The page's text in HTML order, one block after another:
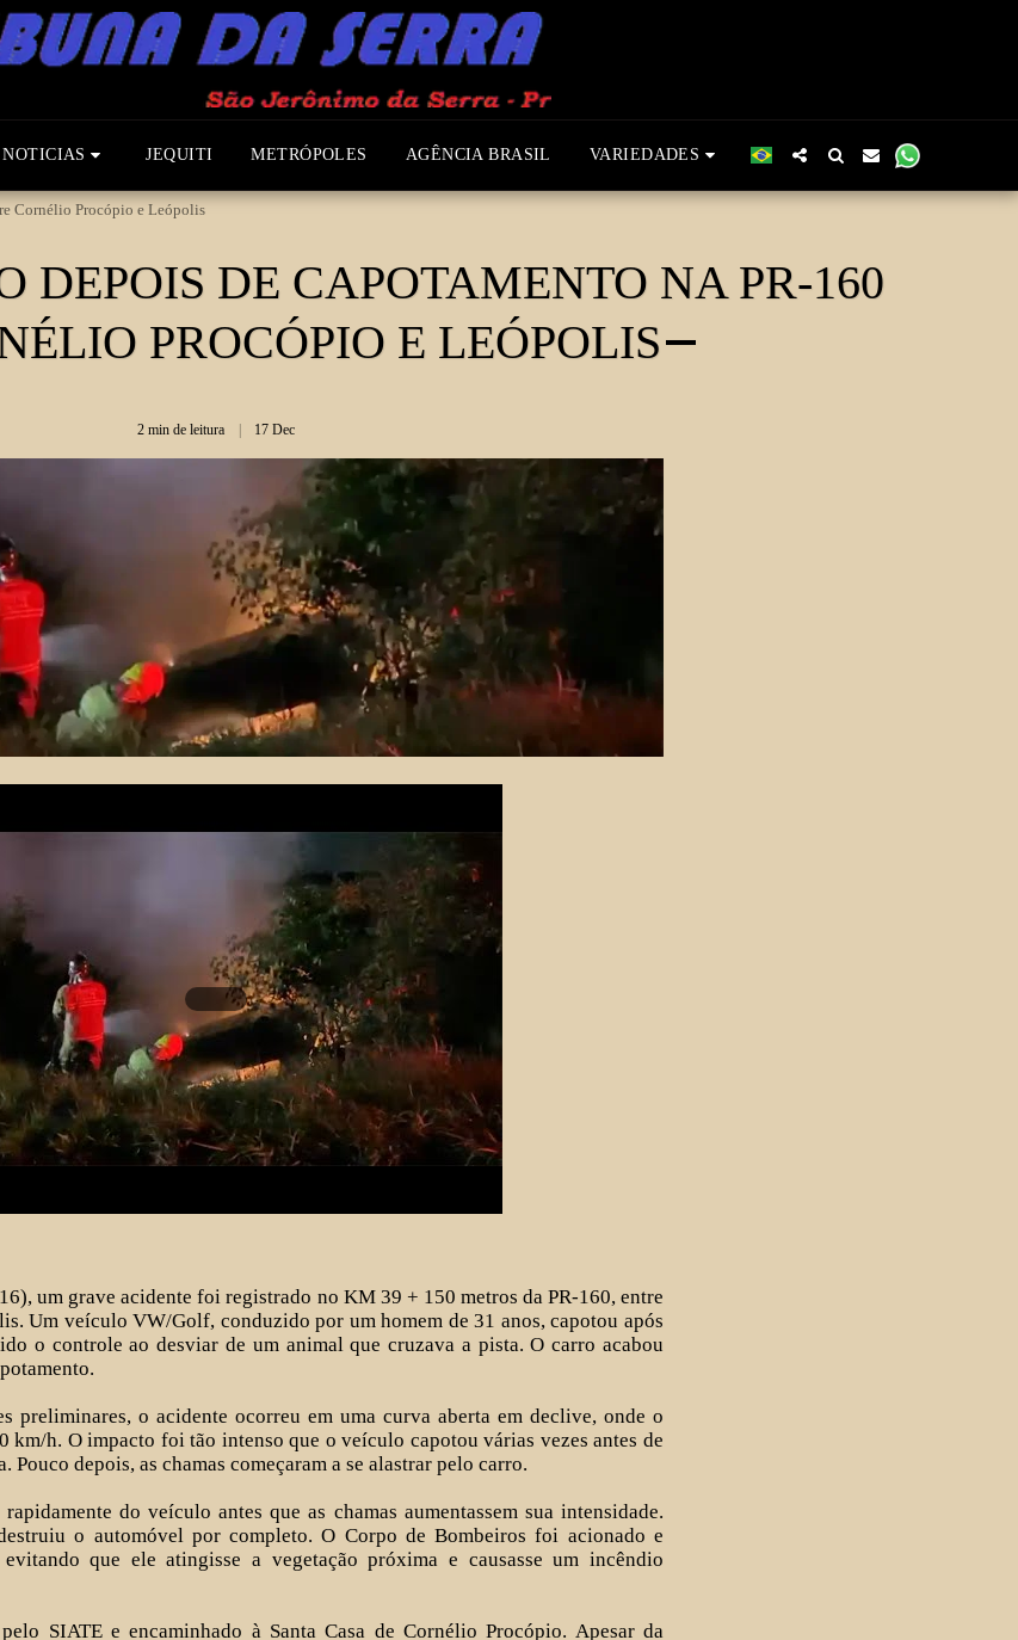
NOTICIAS JEQUITI METRÓPOLES AGÊNCIA BRASIL VARIEDADES
Cornélio Procópio e Leópolis
DEPOIS DE CAPOTAMENTO NA PR-160
PROCÓPIO E LEÓPOLIS
2 min de leitura 17Dec
um grave acidente foi registrado no KM 39 + 150 metros da PR-160, entre
Um veículo VW/Golf, conduzido por um homem de 31 anos, capotou após
o controle ao desviar de um animal que cruzava a pista. O carro acabou
preliminares, o acidente ocorreu em uma curva aberta em declive, onde o
km/h. O impacto foi tão intenso que o veículo capotou várias vezes antes de
Pouco depois, as chamas começaram a se alastrar pelo carro.
do veículo antes que as chamas aumentassem sua intensidade.
o automóvel por completo. O Corpo de Bombeiros foi acionado e
que ele atingisse a vegetação próxima e causasse um incêndio
SIATE e encaminhado à Santa Casa de Cornélio Procópio. Apesar da